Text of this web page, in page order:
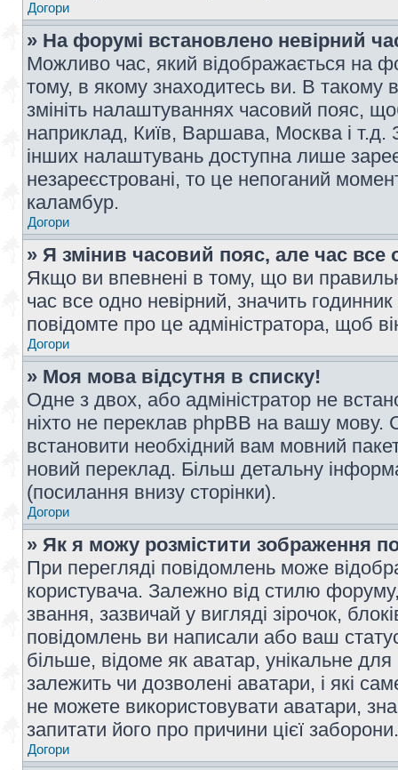
Догори
» На форумі встановлено невірний
Можливо час, який відображається на
тому, в якому знаходитесь ви. В такому
змініть налаштуваннях часовий пояс,
наприклад, Київ, Варшава, Москва і т.д.
інших налаштувань доступна лише
незареєстровані, то це непоганий
каламбур.
Догори
» Я змінив часовий пояс, але час все
Якщо ви впевнені в тому, що ви
час все одно невірний, значить
повідомте про це адміністратора, щоб
Догори
» Моя мова відсутня в списку!
Одне з двох, або адміністратор не
ніхто не переклав phpBB на вашу мову.
встановити необхідний вам мовний
новий переклад. Більш детальну
(посилання внизу сторінки).
Догори
» Як я можу розмістити зображення
При перегляді повідомлень може
користувача. Залежно від стилю
звання, зазвичай у вигляді зірочок,
повідомлень ви написали або ваш
більше, відоме як аватар, унікальне
залежить чи дозволені аватари, і які
не можете використовувати аватари,
запитати його про причини цієї заборони.
Догори